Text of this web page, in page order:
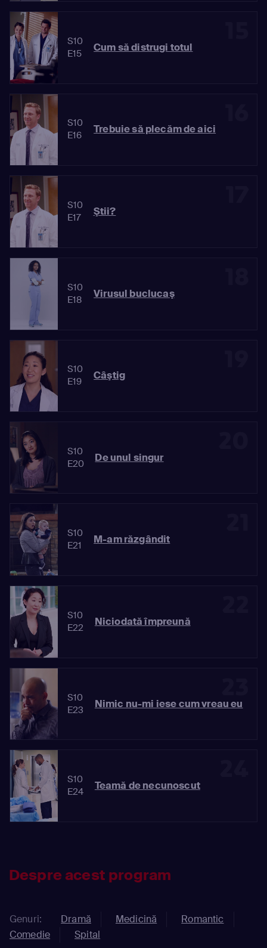
S10
E15
Cum să distrugi totul
S10
E16
Trebuie să plecăm de aici
S10
E17
Ştii?
S10
E18
Virusul buclucaş
S10
E19
Câştig
S10
E20
De unul singur
S10
E21
M-am răzgândit
S10
E22
Niciodată împreună
S10
E23
Nimic nu-mi iese cum vreau eu
S10
E24
Teamă de necunoscut
Despre acest program
Genuri: Dramă Medicină
Romantic
Comedie
Spital